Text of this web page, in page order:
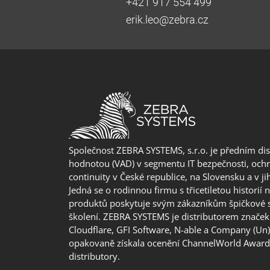
erik.leo@zebra.cz
Společnost ZEBRA SYSTEMS, s.r.o. je předním
hodnotou (VAD) v segmentu IT bezpečnosti,
continuity v České republice, na Slovensku a v
Jedná se o rodinnou firmu s třicetiletou historií
produktů poskytuje svým zákazníkům špičkové
školení. ZEBRA SYSTEMS je distributorem
Cloudflare, GFI Software, N-able a Company
opakovaně získala ocenění ChannelWorld
distributory.